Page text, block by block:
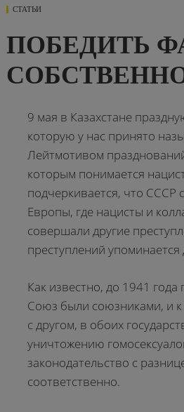
СТАТЬИ
ПОБЕДИТЬ
9 мая в Казахстане
которую у нас принято
Лейтмотивом
которым понимается
подчеркивается, что СССР
Европы, где нацисты и
совершали другие
преступлений
Как известно, до 1941
Союз были союзниками, и к
с другом, в обоих
уничтожению
законодательство с
соответственно.